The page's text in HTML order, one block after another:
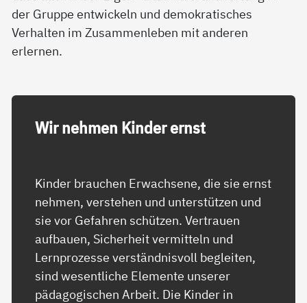
der Gruppe entwickeln und demokratisches
Verhalten im Zusammenleben mit anderen
erlernen.
Wir neh­men Kin­der ernst
Kinder brauchen Erwachsene, die sie ernst
nehmen, verstehen und unterstützen und
sie vor Gefahren schützen. Vertrauen
aufbauen, Sicherheit vermitteln und
Lernprozesse verständnisvoll begleiten,
sind wesentliche Elemente unserer
pädagogischen Arbeit. Die Kinder in